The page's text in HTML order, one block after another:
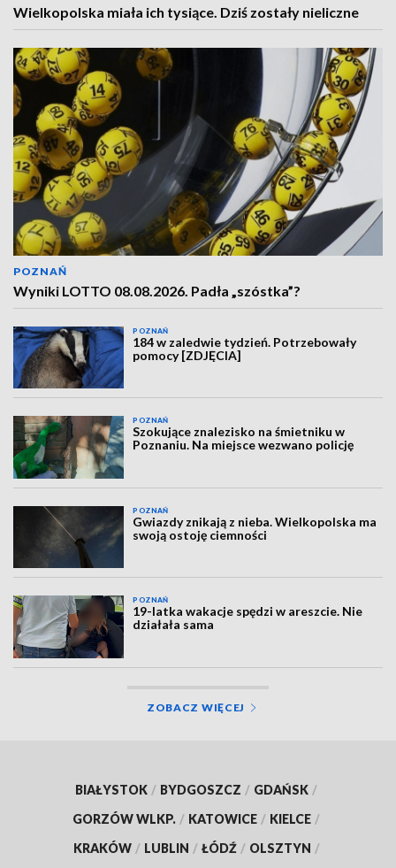
Wielkopolska miała ich tysiące. Dziś zostały nieliczne
POZNAŃ
Wyniki LOTTO 08.08.2026. Padła „szóstka”?
POZNAŃ
184 w zaledwie tydzień. Potrzebowały
pomocy [ZDJĘCIA]
POZNAŃ
Szokujące znalezisko na śmietniku w
Poznaniu. Na miejsce wezwano policję
POZNAŃ
Gwiazdy znikają z nieba. Wielkopolska ma
swoją ostoję ciemności
POZNAŃ
19-latka wakacje spędzi w areszcie. Nie
działała sama
ZOBACZ WIĘCEJ
BIAŁYSTOK / BYDGOSZCZ / GDAŃSK /
GORZÓW WLKP. / KATOWICE / KIELCE /
KRAKÓW / LUBLIN / ŁÓDŹ / OLSZTYN /